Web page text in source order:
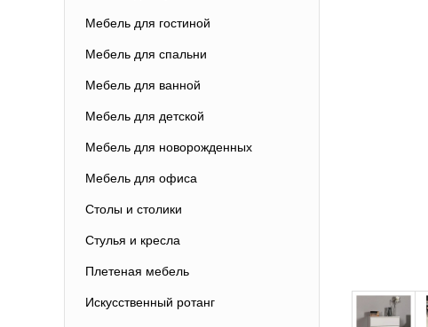
Мебель для гостиной
Мебель для спальни
Мебель для ванной
Мебель для детской
Мебель для новорожденных
Мебель для офиса
Столы и столики
Стулья и кресла
Плетеная мебель
Искусственный ротанг